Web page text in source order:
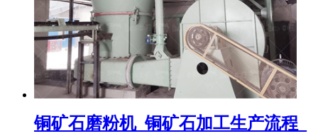
铜矿石磨粉机_铜矿石加工生产流程_